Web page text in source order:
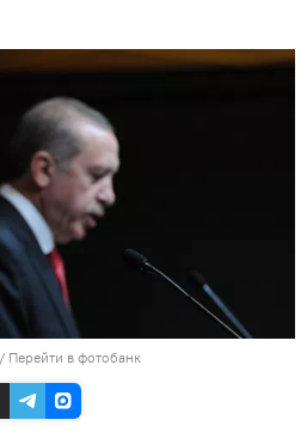
/ Перейти в фотобанк